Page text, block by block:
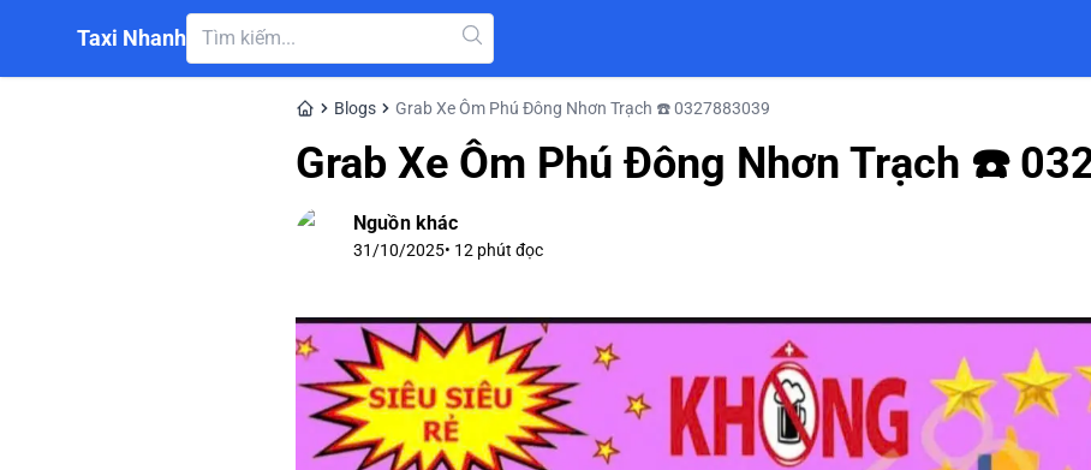
Taxi Nhanh
Blogs Grab Xe Ôm Phú Đông Nhơn Trạch ☎️ 0327883039
Grab Xe Ôm Phú Đông Nhơn Trạch ☎️
Nguồn khác
31/10/2025• 12 phút đọc